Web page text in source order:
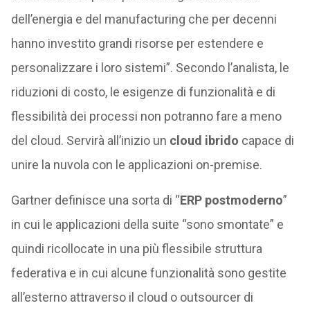
dell’energia e del manufacturing che per decenni
hanno investito grandi risorse per estendere e
personalizzare i loro sistemi”. Secondo l’analista, le
riduzioni di costo, le esigenze di funzionalità e di
flessibilità dei processi non potranno fare a meno
del cloud. Servirà all’inizio un cloud ibrido capace di
unire la nuvola con le applicazioni on-premise.
Gartner definisce una sorta di “ERP postmoderno”
in cui le applicazioni della suite “sono smontate” e
quindi ricollocate in una più flessibile struttura
federativa e in cui alcune funzionalità sono gestite
all’esterno attraverso il cloud o outsourcer di